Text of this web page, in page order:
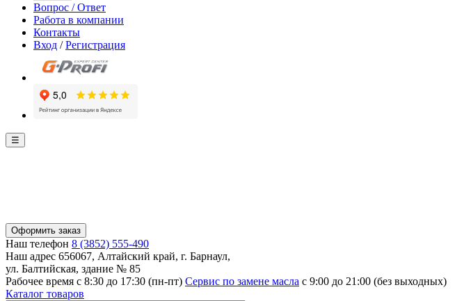
Вопрос / Ответ
Работа в компании
Контакты
Вход /Регистрация
☰
Оформить заказ
Наш телефон 8 (3852) 555-490
Наш адрес 656067, Алтайский край, г. Барнаул,
ул. Балтийская, здание № 85
Рабочее время с 8:30 до 17:30 (пн-пт) Сервис по замене масла с 9:00 до 21:00 (без выходных)
Каталог товаров